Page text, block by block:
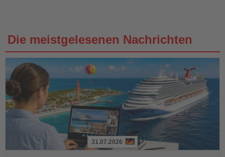
Die meistgelesenen Nachrichten
31.07.2026